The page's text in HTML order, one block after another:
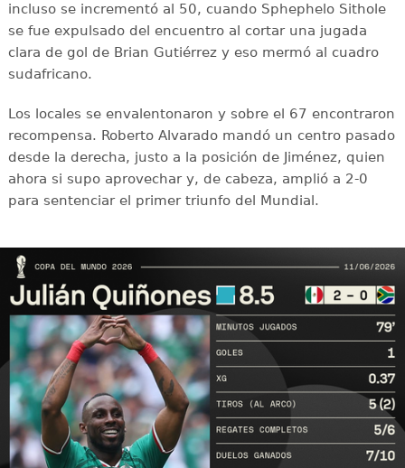
incluso se incrementó al 50, cuando Sphephelo Sithole
se fue expulsado del encuentro al cortar una jugada
clara de gol de Brian Gutiérrez y eso mermó al cuadro
sudafricano.
Los locales se envalentonaron y sobre el 67 encontraron
recompensa. Roberto Alvarado mandó un centro pasado
desde la derecha, justo a la posición de Jiménez, quien
ahora si supo aprovechar y, de cabeza, amplió a 2-0
para sentenciar el primer triunfo del Mundial.